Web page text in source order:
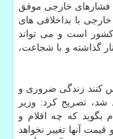
فشارهای خارجی موفق
با بداخلاقی های
است و می تواند
گذاشته و با شجاعت،
كنند زندگی ضروری و
شد، تصریح كرد: وزیر
بگوید كه چه اقلام و
آنها تغییر نخواهد